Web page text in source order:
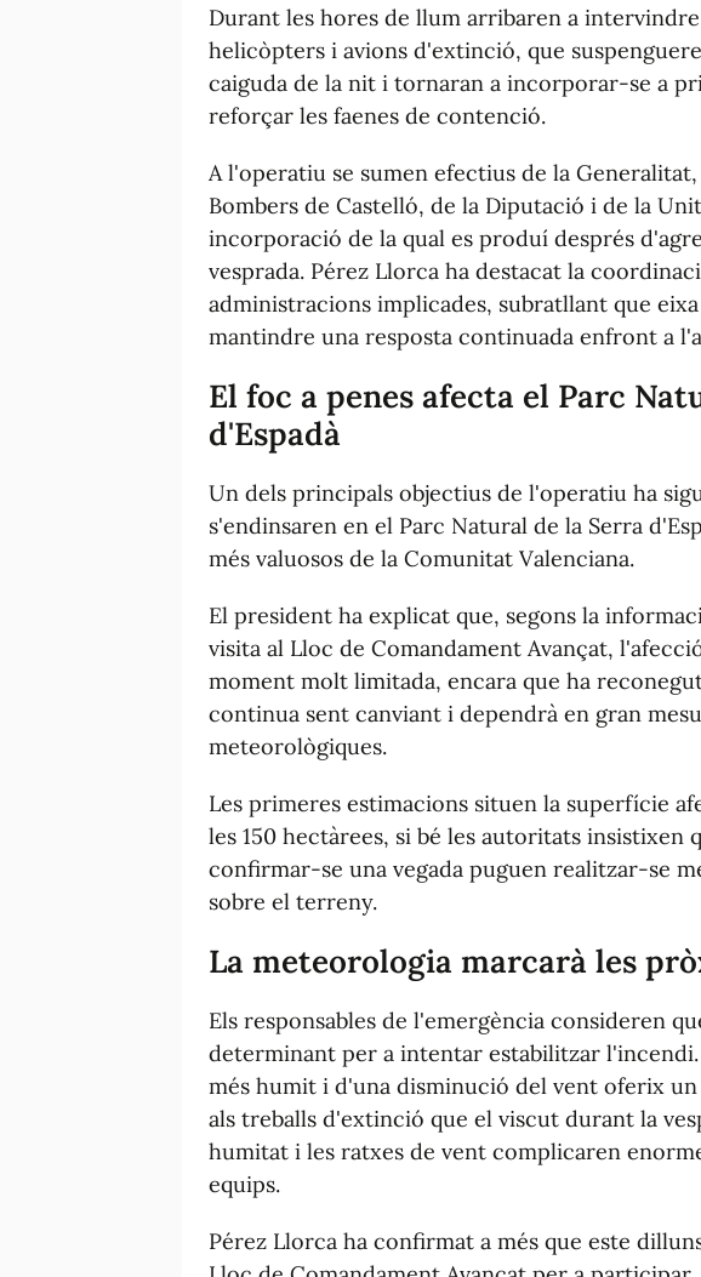
Durant les hores de llum arribaren a
helicòpters i avions d'extinció, que
caiguda de la nit i tornaran a incorporar-se a
reforçar les faenes de contenció.
A l'operatiu se sumen efectius de la
Bombers de Castelló, de la Diputació i de la
incorporació de la qual es produí després
vesprada. Pérez Llorca ha destacat la
administracions implicades, subratllant que
mantindre una resposta continuada enfront a
El foc a penes afecta el Parc
d'Espadà
Un dels principals objectius de l'operatiu ha
s'endinsaren en el Parc Natural de la Serra
més valuosos de la Comunitat Valenciana.
El president ha explicat que, segons la
visita al Lloc de Comandament Avançat,
moment molt limitada, encara que ha
continua sent canviant i dependrà en gran
meteorològiques.
Les primeres estimacions situen la superfície
les 150 hectàrees, si bé les autoritats insistixen
confirmar-se una vegada puguen realitzar-se
sobre el terreny.
La meteorologia marcarà les
Els responsables de l'emergència consideren
determinant per a intentar estabilitzar
més humit i d'una disminució del vent oferix
als treballs d'extinció que el viscut durant la
humitat i les ratxes de vent complicaren
equips.
Pérez Llorca ha confirmat a més que este